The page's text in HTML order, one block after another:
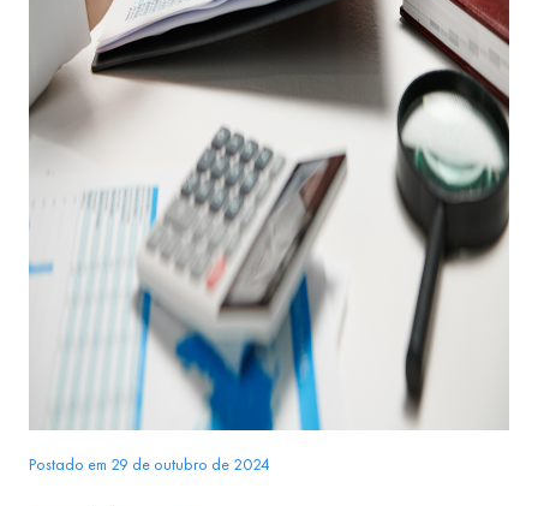
Postado em 29 de outubro de 2024